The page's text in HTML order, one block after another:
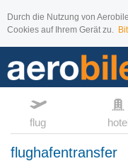
Durch die Nutzung von
Cookies auf Ihrem Gerät zu.
flug
flughafentransfer